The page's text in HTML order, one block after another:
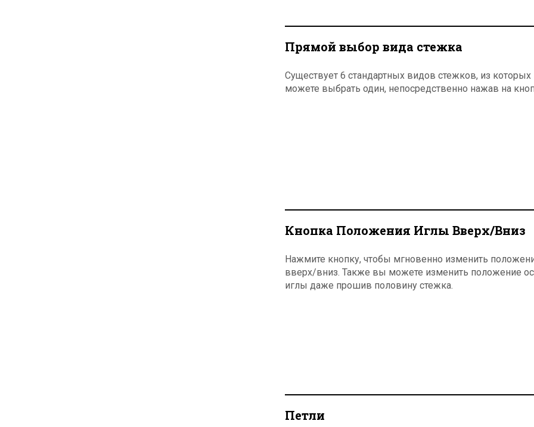
Прямой выбор вида стежка
Существует 6 стандартных видов стежков, из
можете выбрать один, непосредственно нажав на
Кнопка Положения Иглы Вверх/Вниз
Нажмите кнопку, чтобы мгновенно изменить
вверх/вниз. Также вы можете изменить положение
иглы даже прошив половину стежка.
Петли